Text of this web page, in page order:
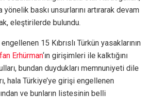
baskı unsurlarını artırarak devam
eleştirilerde bulundu.
15 Kıbrıslı Türkün yasaklarının
Erhürman‘ın girişimleri ile kalktığını
bundan duydukları memnuniyeti dile
hala Türkiye’ye girişi engellenen
ve bunların listesinin belli